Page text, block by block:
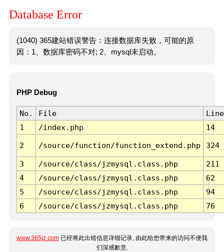
Database Error
(1040) 365建站错误警告：连接数据库失败，可能的原
因：1、数据库密码不对; 2、mysql未启动。
PHP Debug
No. File
Line
1
/index.php 14
2 /source/function/function_extend.php 324
3 /source/class/jzmysql.class.php
211
4
/source/class/jzmysql.class.php
62
5
/source/class/jzmysql.class.php
94
6
/source/class/jzmysql.class.php 76
www.365jz.com 已经将此出错信息详细记录, 由此给您带来的访问不便我
们深感歉意.